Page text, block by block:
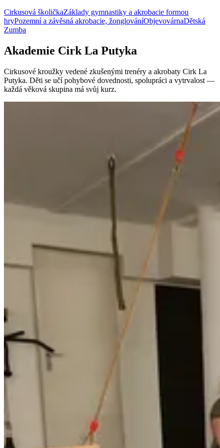
Cirkusová školičkaZáklady gymnastiky a akrobacie formou
hryPozemní a závěsná akrobacie, žonglováníObjevovárnaDětská
Zumba
Akademie Cirk La Putyka
Cirkusové kroužky vedené zkušenými trenéry a akrobaty Cirk La
Putyka. Děti se učí pohybové dovednosti, spolupráci a vytrvalost —
každá věková skupina má svůj kurz.